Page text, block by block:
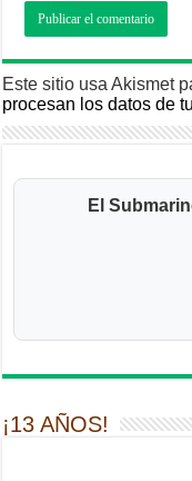
Este sitio usa Akismet
procesan los datos de
El
¡13 AÑOS!